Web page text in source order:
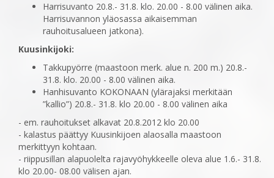
Harrisuvanto 20.8.- 31.8. klo. 20.00 - 8.00 välinen aika.
Harrisuvannon yläosassa aikaisemman
rauhoitusalueen jatkona).
Kuusinkijoki:
Takkupyörre (maastoon merk. alue n. 200 m.) 20.8.-
31.8. klo. 20.00 - 8.00 välinen aika.
Hanhisuvanto KOKONAAN (ylärajaksi merkitään
”kallio”) 20.8.- 31.8. klo 20.00 - 8.00 välinen aika
- em. rauhoitukset alkavat 20.8.2012 klo 20.00
- kalastus päättyy Kuusinkijoen alaosalla maastoon
merkittyyn kohtaan.
- riippusillan alapuolelta rajavyöhykkeelle oleva alue 1.6.- 31.8.
klo 20.00- 08.00 välisen ajan.